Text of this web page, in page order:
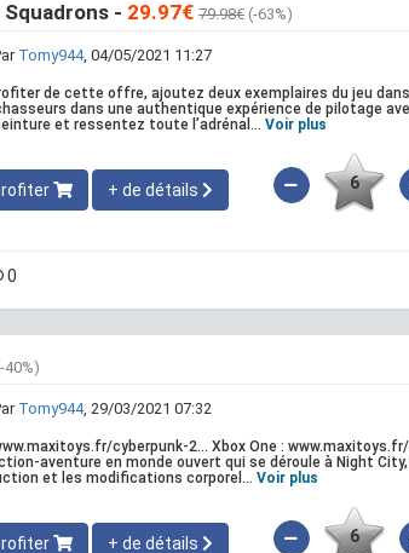
- 29.97€ 79.98€ (-63%)
Tomy944, 04/05/2021 11:27
de cette offre, ajoutez deux exemplaires du jeu
dans une authentique expérience de pilotage
et ressentez toute l’adrénal...Voir plus
+ de détails 6
0
40%)
Tomy944, 29/03/2021 07:32
cyberpunk-2... Xbox One :
aventure en monde ouvert qui se déroule à Night
et les modifications corporel...Voir plus
+ de détails 6